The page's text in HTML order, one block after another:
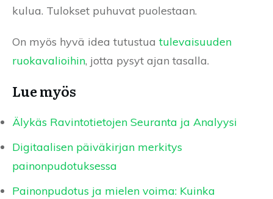
kulua. Tulokset puhuvat puolestaan.
On myös hyvä idea tutustuatulevaisuuden
ruokavalioihin, jotta pysyt ajan tasalla.
Lue myös
Älykäs Ravintotietojen Seuranta ja Analyysi
Digitaalisen päiväkirjan merkitys
painonpudotuksessa
Painonpudotus ja mielen voima: Kuinka